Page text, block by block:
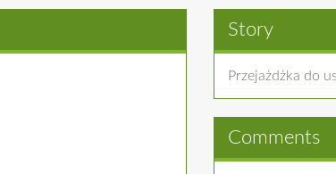
Story
Przejażdżka do
Comments